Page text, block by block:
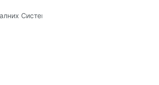
Система: Кључни Фактори За Избор